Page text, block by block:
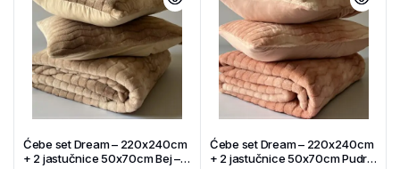
Ćebe set Dream – 220x240cm
+ 2 jastučnice 50x70cm Bej –
Ćebe set Dream – 220x240cm
+ 2 jastučnice 50x70cm Pudra